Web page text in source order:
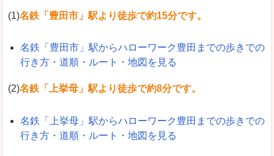
(1)名鉄「豊田市」駅より徒歩で約15分です。
名鉄「豊田市」駅からハローワーク豊田までの歩きでの
行き方・道順・ルート・地図を見る
(2)名鉄「上挙母」駅より徒歩で約8分です。
名鉄「上挙母」駅からハローワーク豊田までの歩きでの
行き方・道順・ルート・地図を見る